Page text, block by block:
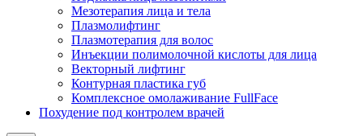
Мезотерапия лица и тела
Плазмолифтинг
Плазмотерапия для волос
Инъекции полимолочной кислоты для лица
Векторный лифтинг
Контурная пластика губ
Комплексное омолаживание FullFace
Похудение под контролем врачей